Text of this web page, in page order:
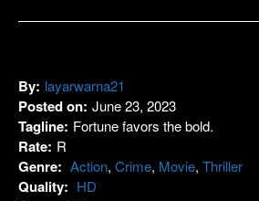
By: layarwarna21
Posted on: June 23, 2023
Tagline: Fortune favors the bold.
Rate: R
Genre: Action, Crime, Movie, Thriller
Quality: HD